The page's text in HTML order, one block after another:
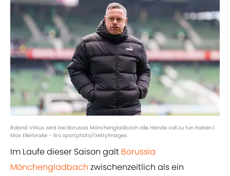
Roland Virkus wird bei Borussia Mönchengladbach alle Hände voll zu tun haben |
Max Ellerbrake - firo sportphoto/GettyImages
Im Laufe dieser Saison galt Borussia
Mönchengladbach zwischenzeitlich als ein